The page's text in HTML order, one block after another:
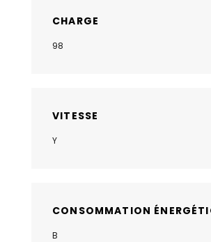
CHARGE
98
VITESSE
Y
CONSOMMATION
B